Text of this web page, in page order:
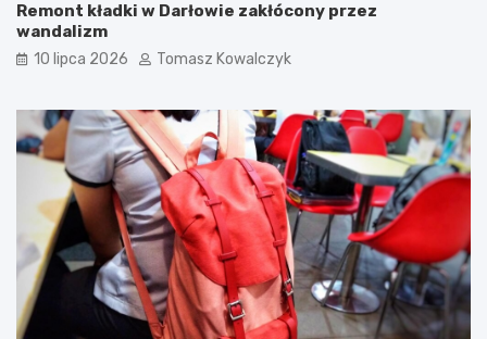
Remont kładki w Darłowie zakłócony przez
wandalizm
10 lipca 2026 Tomasz Kowalczyk